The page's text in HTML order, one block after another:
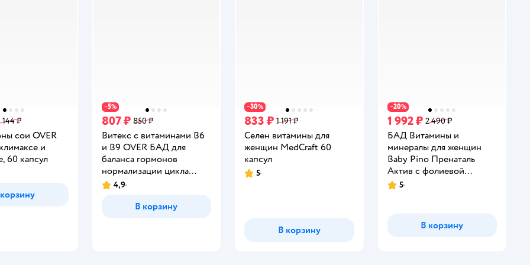
144 ₽
сои OVER
и
60 капсул
−5%
807 ₽ 850 ₽
Витекс с витаминами В6
и В9 OVER БАД для
баланса гормонов
нормализации цикла
облегчения ПМС 60
Рейтинг:
4,9
В корзину
−30%
833 ₽ 1 191 ₽
Селен витамины для
женщин MedCraft 60
капсул
Рейтинг:
5
В корзину
−20%
1 992 ₽ 2 490 ₽
БАД Витамины и
минералы для женщин
Baby Pino Пренаталь
Актив с фолиевой
кислотой, железом,
Рейтинг:
5
В корзину